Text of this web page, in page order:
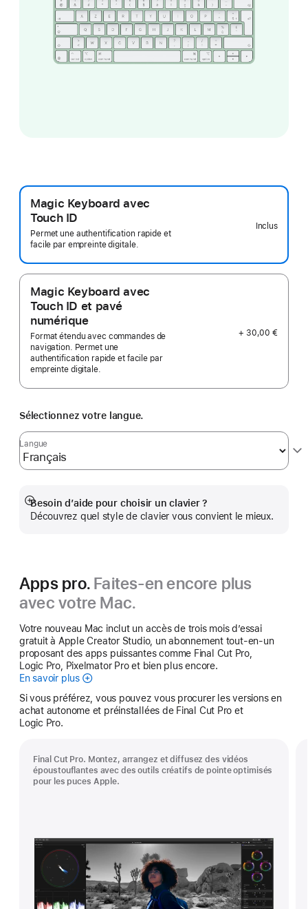
Magic Keyboard avec
Touch ID
Permet une authentification rapide et
facile par empreinte digitale.
Inclus
Magic Keyboard avec
Touch ID et pavé
numérique
Format étendu avec commandes de
navigation. Permet une
authentification rapide et facile par
empreinte digitale.
+ 30,00 €
Sélectionnez votre langue.
Langue
Besoin d’aide pour choisir un clavier ?
Découvrez quel style de clavier vous convient le mieux.
Afficher
plus
Apps pro. Faites-en encore plus
avec votre Mac.
Votre nouveau Mac inclut un accès de trois mois d’essai
gratuit à Apple Creator Studio, un abonnement tout-en-un
proposant des apps puissantes comme Final Cut Pro,
Logic Pro, Pixelmator Pro et bien plus encore.
En savoir plusApple Creator Studio
Si vous préférez, vous pouvez vous procurer les versions en
achat autonome et préinstallées de Final Cut Pro et
Logic Pro.
Final Cut Pro. Montez, arrangez et diffusez des vidéos
époustouflantes avec des outils créatifs de pointe optimisés
pour les puces Apple.